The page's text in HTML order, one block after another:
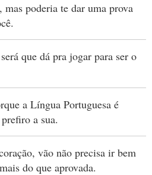
mas poderia te dar uma prova
que dá pra jogar para ser o
a Língua Portuguesa é
a sua.
vão não precisa ir bem
do que aprovada.